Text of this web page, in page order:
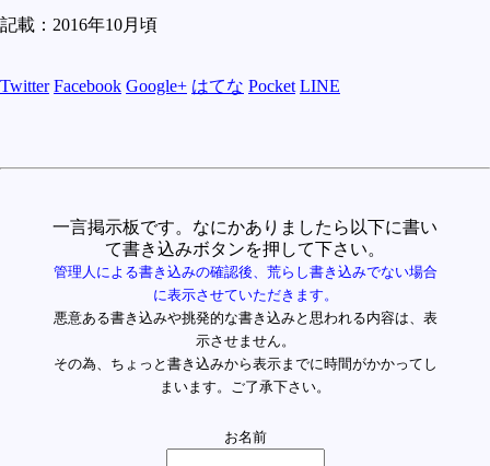
記載：2016年10月頃
Twitter Facebook Google+ はてな Pocket LINE
一言掲示板です。なにかありましたら以下に書い
て書き込みボタンを押して下さい。
管理人による書き込みの確認後、荒らし書き込みでない場合
に表示させていただきます。
悪意ある書き込みや挑発的な書き込みと思われる内容は、表
示させません。
その為、ちょっと書き込みから表示までに時間がかかってし
まいます。ご了承下さい。
お名前